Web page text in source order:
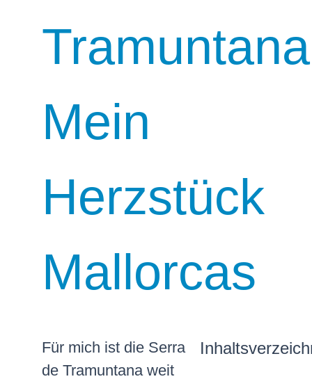
Mein
Herzstück
Mallorcas
Für mich ist die Serra
de Tramuntana weit